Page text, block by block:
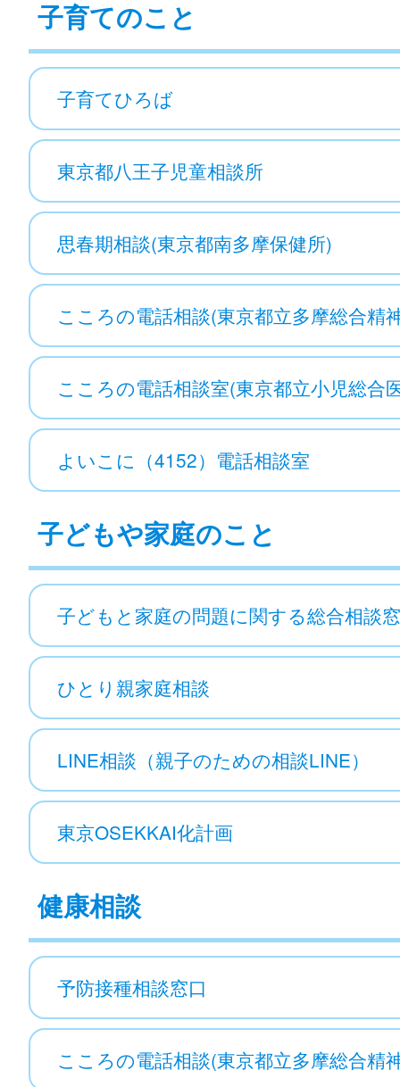
子育てのこと
子育てひろば
東京都八王子児童相談所
思春期相談(東京都南多摩保健所)
こころの電話相談(東京都立多摩総合精
こころの電話相談室(東京都立小児総合
よいこに（4152）電話相談室
子どもや家庭のこと
子どもと家庭の問題に関する総合相談
ひとり親家庭相談
LINE相談（親子のための相談LINE）
東京OSEKKAI化計画
健康相談
予防接種相談窓口
こころの電話相談(東京都立多摩総合精